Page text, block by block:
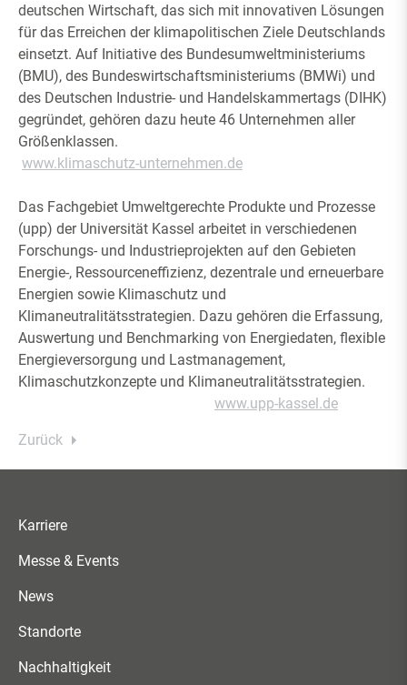
deutschen Wirtschaft, das sich mit innovativen Lösungen
für das Erreichen der klimapolitischen Ziele Deutschlands
einsetzt. Auf Initiative des Bundesumweltministeriums
(BMU), des Bundeswirtschaftsministeriums (BMWi) und
des Deutschen Industrie- und Handelskammertags (DIHK)
gegründet, gehören dazu heute 46 Unternehmen aller
Größenklassen.
www.klimaschutz-unternehmen.de
Das Fachgebiet Umweltgerechte Produkte und Prozesse
(upp) der Universität Kassel arbeitet in verschiedenen
Forschungs- und Industrieprojekten auf den Gebieten
Energie-, Ressourceneffizienz, dezentrale und erneuerbare
Energien sowie Klimaschutz und
Klimaneutralitätsstrategien. Dazu gehören die Erfassung,
Auswertung und Benchmarking von Energiedaten, flexible
Energieversorgung und Lastmanagement,
Klimaschutzkonzepte und Klimaneutralitätsstrategien.
www.upp-kassel.de
Zurück
Karriere
Messe & Events
News
Standorte
Nachhaltigkeit